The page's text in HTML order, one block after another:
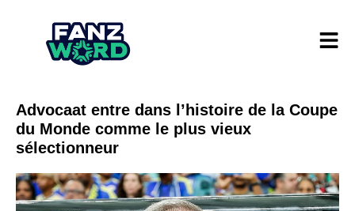
Advocaat entre dans l’histoire de la Coupe
du Monde comme le plus vieux
sélectionneur